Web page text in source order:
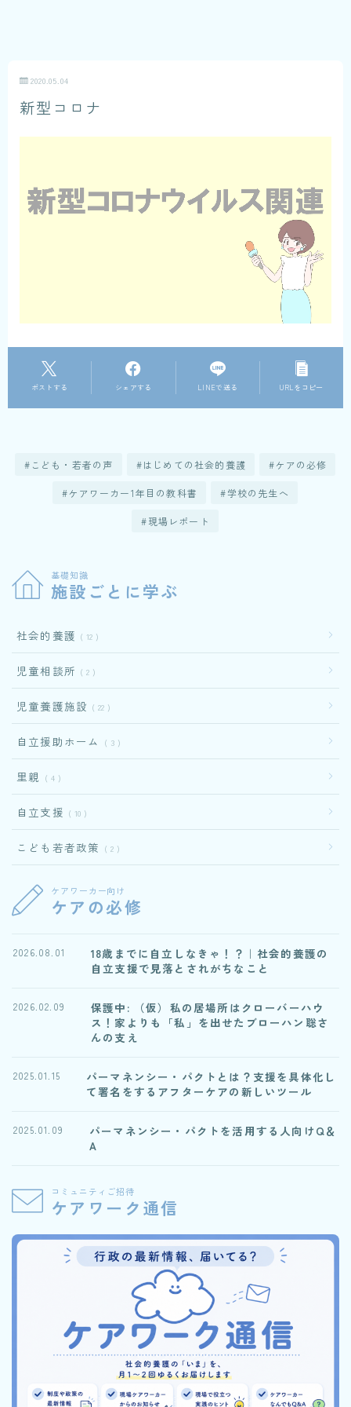
2020.05.04
新型コロナ
ポストする シェアする LINEで送る URLをコピー
こども・若者の声 はじめての社会的養護 ケアの必修
ケアワーカー1年目の教科書 学校の先生へ
現場レポート
基礎知識
施設ごとに学ぶ
社会的養護 12
児童相談所 2
児童養護施設 22
自立援助ホーム 3
里親 4
自立支援 10
こども若者政策 2
ケアワーカー向け
ケアの必修
18歳までに自立しなきゃ！？｜社会的養護の
自立支援で見落とされがちなこと
2026.08.01
保護中: （仮）私の居場所はクローバーハウ
ス！家よりも「私」を出せたブローハン聡さ
んの支え
2026.02.09
パーマネンシー・パクトとは？支援を具体化し
て署名をするアフターケアの新しいツール
2025.01.15
パーマネンシー・パクトを活用する人向けQ＆
A
2025.01.09
コミュニティご招待
ケアワーク通信